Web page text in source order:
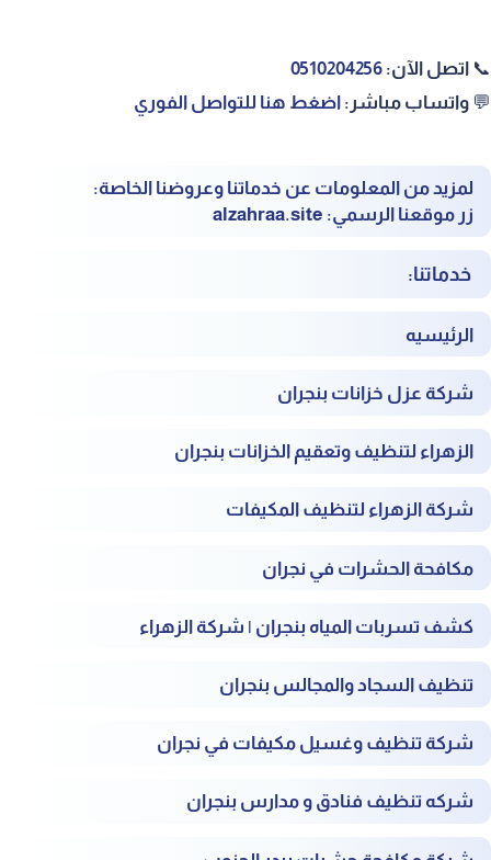
📞 اتصل الآن: ‎0510204256
💬 واتساب مباشر: اضغط هنا للتواصل الفوري
لمزيد من المعلومات عن خدماتنا وعروضنا الخاصة:
زر موقعنا الرسمي: alzahraa.site
خدماتنا:
الرئيسيه
شركة عزل خزانات بنجران
الزهراء لتنظيف وتعقيم الخزانات بنجران
شركة الزهراء لتنظيف المكيفات
مكافحة الحشرات في نجران
كشف تسربات المياه بنجران | شركة الزهراء
تنظيف السجاد والمجالس بنجران
شركة تنظيف وغسيل مكيفات في نجران
شركه تنظيف فنادق و مدارس بنجران